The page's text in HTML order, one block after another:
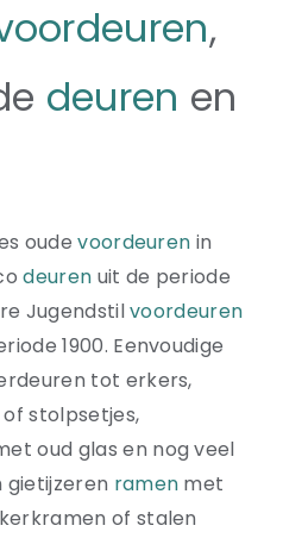
,
deuren en
oudevoordeuren in
deuren uit de periode
Jugendstilvoordeuren
1900. Eenvoudige
tot erkers,
stolpsetjes,
oud glas en nog veel
gietijzeren ramen met
of stalen